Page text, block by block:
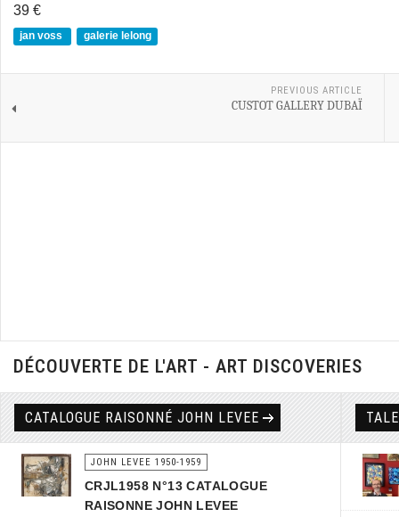
39 €
jan voss galerie lelong
PREVIOUS ARTICLE
CUSTOT GALLERY DUBAÏ
DÉCOUVERTE DE L'ART - ART DISCOVERIES
CATALOGUE RAISONNÉ JOHN LEVEE
JOHN LEVEE 1950-1959
CRJL1958 N°13 CATALOGUE
RAISONNE JOHN LEVEE